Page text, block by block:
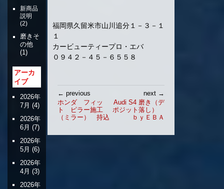
福岡県久留米市山川追分１－３－１
１
カービューティープロ・エバ
０９４２－４５－６５５８
稿
ナ
ビ
← previous
ホンダ フィッ
ト ピラー施工
（ミラー） 持込
next →
Audi S4 磨き（デ
ポジット落し）
ｂｙＥＢＡ
新商品
説明
(2)
磨きそ
の他
(1)
アーカ
イブ
2026年
7月 (4)
2026年
6月 (7)
2026年
5月 (6)
2026年
4月 (3)
2026年